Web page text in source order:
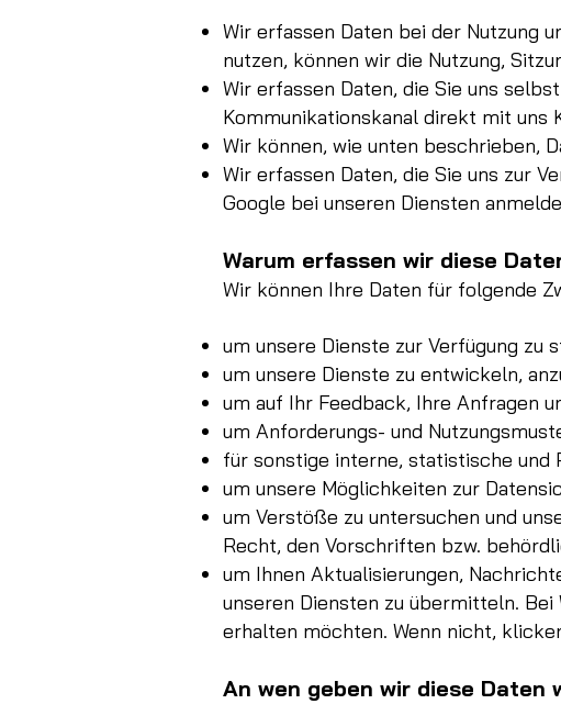
Wir erfassen Daten bei der Nutzung
nutzen, können wir die Nutzung,
Wir erfassen Daten, die Sie uns
Kommunikationskanal direkt mit uns
Wir können, wie unten beschrieben,
Wir erfassen Daten, die Sie uns zur
Google bei unseren Diensten
Warum erfassen wir diese
Wir können Ihre Daten für folgende
um unsere Dienste zur Verfügung zu
um unsere Dienste zu entwickeln,
um auf Ihr Feedback, Ihre Anfragen
um Anforderungs- und
für sonstige interne, statistische und
um unsere Möglichkeiten zur
um Verstöße zu untersuchen und
Recht, den Vorschriften bzw.
um Ihnen Aktualisierungen,
unseren Diensten zu übermitteln.
erhalten möchten. Wenn nicht,
An wen geben wir diese Daten